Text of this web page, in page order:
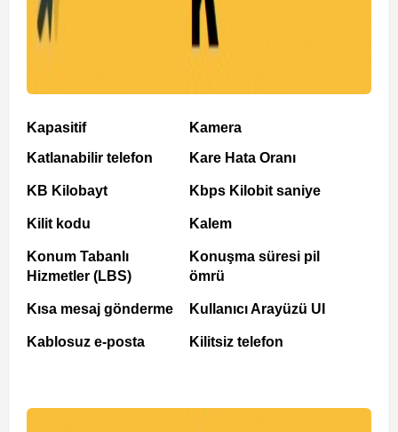
Kapasitif
Katlanabilir telefon
KB Kilobayt
Kilit kodu
Konum Tabanlı
Hizmetler (LBS)
Kısa mesaj gönderme
Kablosuz e-posta
Kamera
Kare Hata Oranı
Kbps Kilobit saniye
Kalem
Konuşma süresi pil
ömrü
Kullanıcı Arayüzü UI
Kilitsiz telefon